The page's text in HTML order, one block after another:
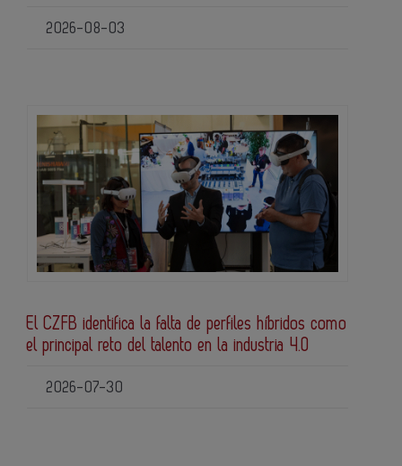
2026-08-03
El CZFB identifica la falta de perfiles híbridos como
el principal reto del talento en la industria 4.0
2026-07-30